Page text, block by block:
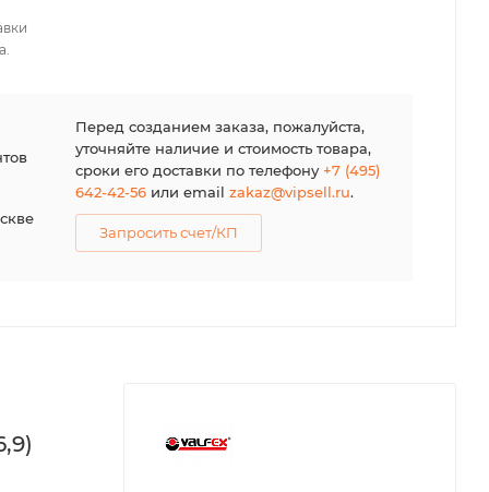
Перед созданием заказа, пожалуйста,
уточняйте наличие и стоимость товара,
сроки его доставки по телефону+7 (495)
642-42-56или email zakaz@vipsell.ru.
Запросить счет/КП